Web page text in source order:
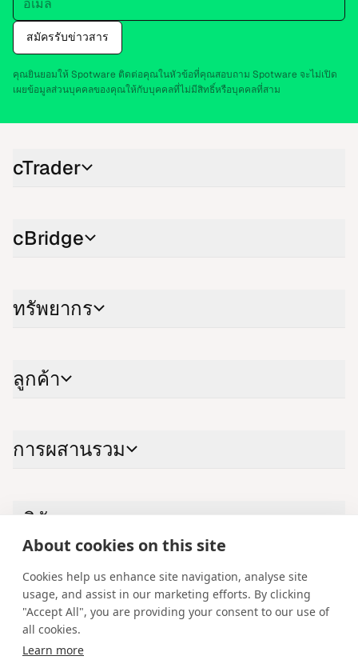
About cookies on this site
Cookies help us enhance site navigation, analyse site
usage, and assist in our marketing efforts. By clicking
"Accept All", you are providing your consent to our use of
all cookies.
Learn more
สมัครรับ​ข่าว​สาร
คุณยิน​ยอม​ให้ Spotware ติด​ต่อ​คุณ​ใน​หัว​ข้อ​ที่​คุณสอบ​ถาม Spotware จะ​ไม่​เปิด​
เผยข้อ​มูล​ส่วน​บุค​คลของ​คุณ​ให้​กับ​บุค​คลที่​ไม่มี​สิทธิ์หรือ​บุค​คลที่​สาม
cTrader
cBridge
ทรัพ​ยา​กร
ลูก​ค้า
การผสาน​รวม
บริ​ษัท
LinkedIn
YouTube
X Instagram
Facebook
ไทย